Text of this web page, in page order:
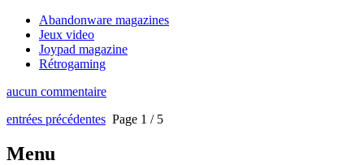
Abandonware magazines
Jeux video
Joypad magazine
Rétrogaming
aucun commentaire
entrées précédentes Page 1 / 5
Menu